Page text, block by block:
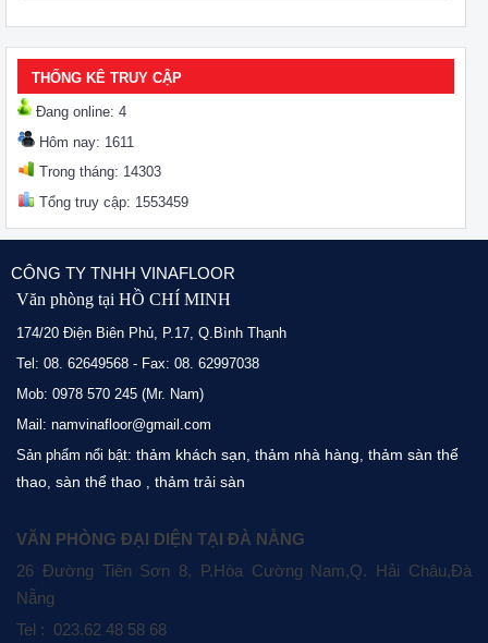
THỐNG KÊ TRUY CẬP
Đang online: 4
Hôm nay: 1611
Trong tháng: 14303
Tổng truy cập: 1553459
CÔNG TY TNHH VINAFLOOR
Văn phòng tại HỒ CHÍ MINH
174/20 Điện Biên Phủ, P.17, Q.Bình Thạnh
Tel: 08. 62649568 - Fax: 08. 62997038
Mob: 0978 570 245 (Mr. Nam)
Mail: namvinafloor@gmail.com
Sản phẩm nổi bật: thảm khách sạn, thảm nhà hàng, thảm sàn thể
thao, sàn thể thao , thảm trải sàn
VĂN PHÒNG ĐẠI DIỆN TẠI ĐÀ NẴNG
26 Đường Tiên Sơn 8, P.Hòa Cường Nam,Q. Hải Châu,Đà
Nẵng
Tel : 023.62 48 58 68